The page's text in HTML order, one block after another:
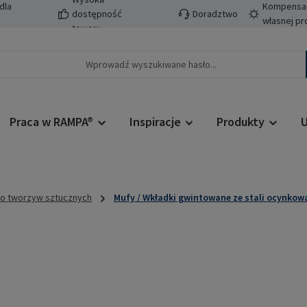
dostępność
towaru
Doradztwo
własnej
Praca w RAMPA® Inspiracje Produkty
tworzyw sztucznych Mufy / Wkładki gwintowane ze stali